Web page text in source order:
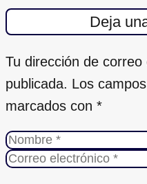
Deja
Tu dirección de
publicada. Los
marcados con *